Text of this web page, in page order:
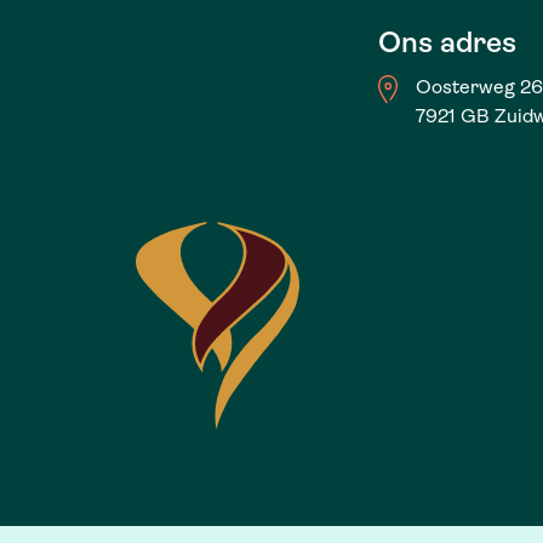
Ons adres
Oosterweg
7921 GB